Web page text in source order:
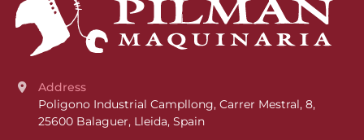
Address
Poligono Industrial Campllong, Carrer Mestral, 8,
25600 Balaguer, Lleida, Spain